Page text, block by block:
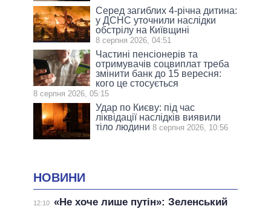
Серед загиблих 4-річна дитина:
у ДСНС уточнили наслідки
обстрілу на Київщині
8 серпня 2026, 04:51
Частині пенсіонерів та
отримувачів соцвиплат треба
змінити банк до 15 вересня:
кого це стосується
8 серпня 2026, 05:15
Удар по Києву: під час
ліквідації наслідків виявили
тіло людини 8 серпня 2026, 10:56
НОВИНИ
12:10 «Не хоче лише путін»: Зеленський